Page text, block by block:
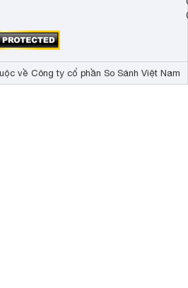
về Công ty cổ phần So Sánh Việt Nam